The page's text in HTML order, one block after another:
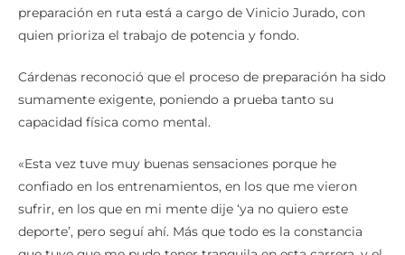
preparación en ruta está a cargo de Vinicio Jurado, con
quien prioriza el trabajo de potencia y fondo.
Cárdenas reconoció que el proceso de preparación ha sido
sumamente exigente, poniendo a prueba tanto su
capacidad física como mental.
«Esta vez tuve muy buenas sensaciones porque he
confiado en los entrenamientos, en los que me vieron
sufrir, en los que en mi mente dije ‘ya no quiero este
deporte’, pero seguí ahí. Más que todo es la constancia